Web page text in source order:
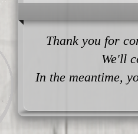
Thank you for
We'll
In the meantime,